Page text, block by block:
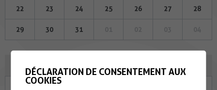
22 23 24 25 26 27 28
29 30 31
Ma
DÉCLARATION DE CONSENTEMENT AUX
COOKIES